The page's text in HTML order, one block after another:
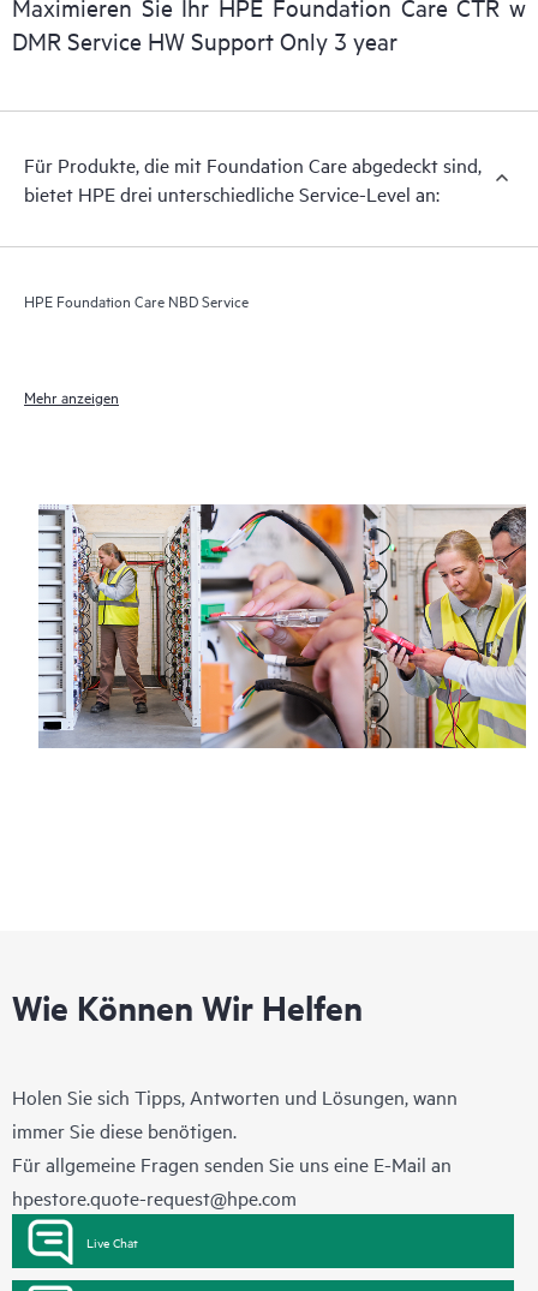
Maximieren Sie Ihr HPE Foundation Care CTR w
DMR Service HW Support Only 3 year
Für Produkte, die mit Foundation Care abgedeckt sind,
bietet HPE drei unterschiedliche Service-Level an:
HPE Foundation Care NBD Service
Mehr anzeigen
Wie Können Wir Helfen
Holen Sie sich Tipps, Antworten und Lösungen, wann
immer Sie diese benötigen.
Für allgemeine Fragen senden Sie uns eine E-Mail an
hpestore.quote-request@hpe.com
Live Chat